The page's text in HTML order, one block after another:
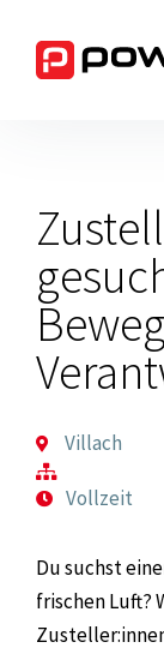
Inhalt
springen
Villach
Vollzeit
Du suchst
frischen Luft?